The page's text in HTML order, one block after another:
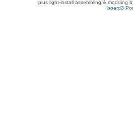
plus light-install assembling & modding
board3